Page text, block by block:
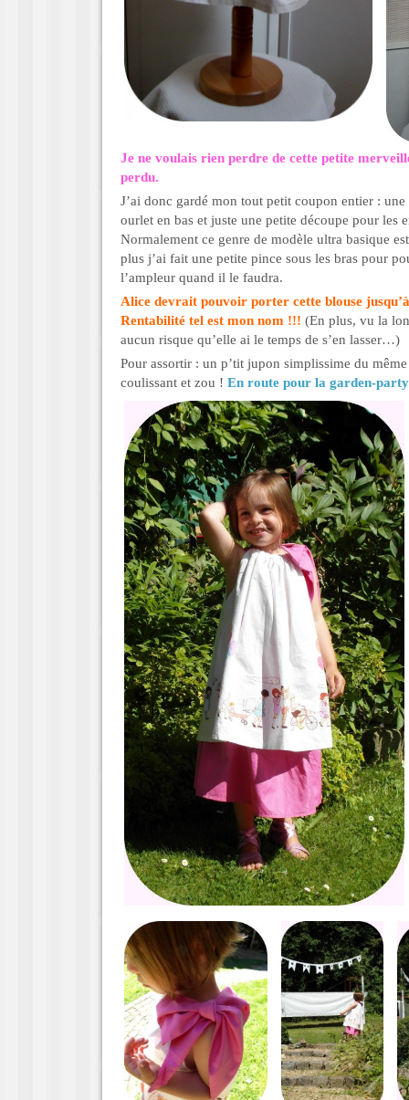
Je ne voulais rien perdre de cette petite
perdu.
J’ai donc gardé mon tout petit coupon entier :
ourlet en bas et juste une petite découpe pour les
Normalement ce genre de modèle ultra basique
plus j’ai fait une petite pince sous les bras pour
l’ampleur quand il le faudra.
Alice devrait pouvoir porter cette blouse
Rentabilité tel est mon nom !!! (En plus, vu la
aucun risque qu’elle ai le temps de s’en lasser…)
Pour assortir : un p’tit jupon simplissime du
coulissant et zou ! En route pour la garden-